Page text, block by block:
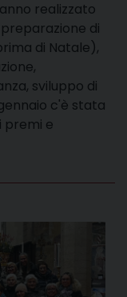
realizzato
di
di Natale),
sviluppo di
c'è stata
premi e